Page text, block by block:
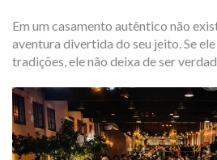
Em um casamento autêntico não
aventura divertida do seu jeito. Se
tradições, ele não deixa de ser